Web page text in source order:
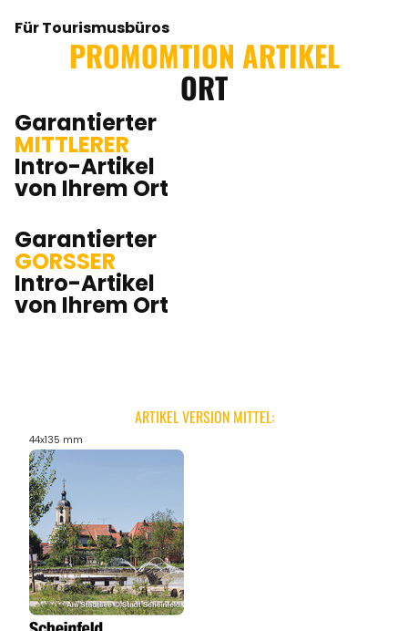
Für Tourismusbüros
PROMOMTION ARTIKEL
ORT
Garantierter
MITTLERER
Intro-Artikel
von Ihrem Ort
Garantierter
GORSSER
Intro-Artikel
von Ihrem Ort
ARTIKEL VERSION MITTEL:
44x135 mm